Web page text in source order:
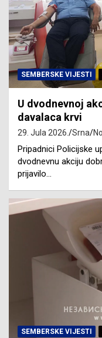
SEMBERSKE VIJESTI
U dvodnevnoj
davalaca krvi
29. Jula 2026. Srna
Pripadnici Policijske
dvodnevnu akciju
prijavilo…
SEMBERSKE VIJESTI